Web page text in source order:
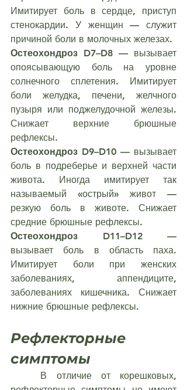
Имитирует боль в сердце, приступ
стенокардии. У женщин — служит
причиной боли в молочных железах.
Остеохондроз D7–D8 — вызывает
опоясывающую боль на уровне
солнечного сплетения. Имитирует
боли желудка, печени, желчного
пузыря или поджелудочной железы.
Снижает верхние брюшные
рефлексы.
Остеохондроз D9–D10 — вызывает
боль в подреберье и верхней части
живота. Иногда имитирует так
называемый «острый» живот —
резкую боль в животе. Снижает
средние брюшные рефлексы.
Остеохондроз D11–D12 —
вызывает боль в область паха.
Имитирует боли при женских
заболеваниях, аппендиците,
заболеваниях кишечника. Снижает
нижние брюшные рефлексы.
Рефлекторные
симптомы